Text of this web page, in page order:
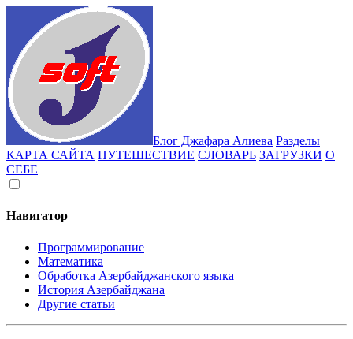
Блог Джафара Алиева Разделы
КАРТА САЙТА ПУТЕШЕСТВИЕ СЛОВАРЬ ЗАГРУЗКИ О
СЕБЕ
Навигатор
Программирование
Математика
Обработка Азербайджанского языка
История Азербайджана
Другие статьи